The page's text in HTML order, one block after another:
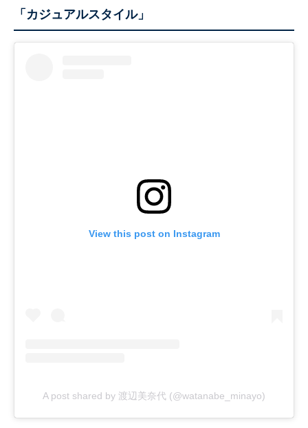
「カジュアルスタイル」
View this post on Instagram
A post shared by 渡辺美奈代 (@watanabe_minayo)